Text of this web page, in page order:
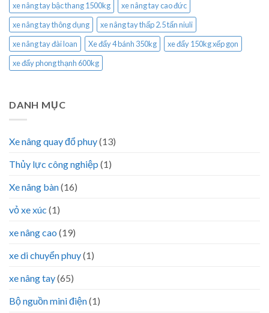
xe nâng tay bậc thang 1500kg
xe nâng tay cao đức
xe nâng tay thông dụng
xe nâng tay thấp 2.5 tấn niuli
xe nâng tay đài loan
Xe đẩy 4 bánh 350kg
xe đẩy 150kg xếp gọn
xe đẩy phong thạnh 600kg
DANH MỤC
Xe nâng quay đổ phuy(13)
Thủy lực công nghiệp (1)
Xe nâng bàn(16)
vỏ xe xúc (1)
xe nâng cao (19)
xe di chuyển phuy(1)
xe nâng tay(65)
Bộ nguồn mini điện(1)